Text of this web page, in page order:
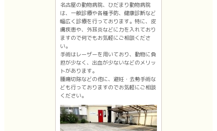
名古屋の動物病院、ひだまり動物病院
は、一般診療や各種予防、健康診断など
幅広く診療を行っております。特に、皮
膚疾患や、外耳炎などに力を入れており
ますので何でもお気軽にご相談くださ
い。
手術はレーザーを用いており、動物に負
担が少なく、出血が少ないなどのメリッ
トがあります。
腫瘍切除などの他に、避妊・去勢手術な
ども行っておりますのでお気軽にご相談
ください。